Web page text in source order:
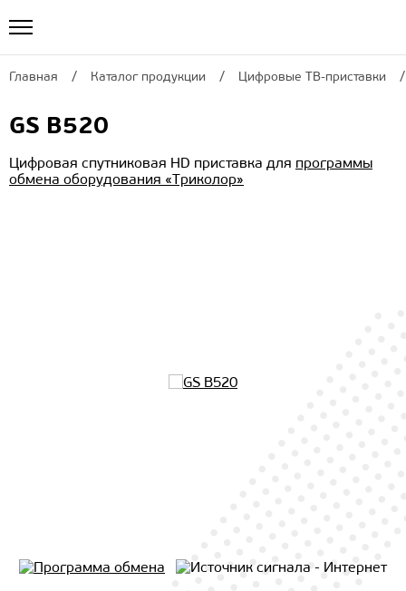
Главная Каталог продукции Цифровые ТВ-приставки
GS B520
Цифровая спутниковая HD приставка для программы
обмена оборудования «Триколор»